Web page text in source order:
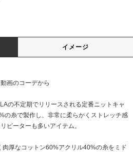
イメージ
画のコーデから
の不定期でリリースされる定番ニットキャ
の糸で製作し、非常に柔らかくストレッチ感
ピーターも多いアイテム。
肉厚なコットン60%アクリル40%の糸をミド